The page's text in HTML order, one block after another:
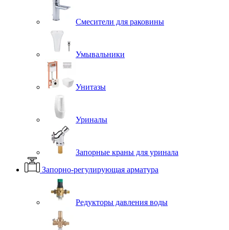
Смесители для раковины
Умывальники
Унитазы
Уриналы
Запорные краны для уринала
Запорно-регулирующая арматура
Редукторы давления воды